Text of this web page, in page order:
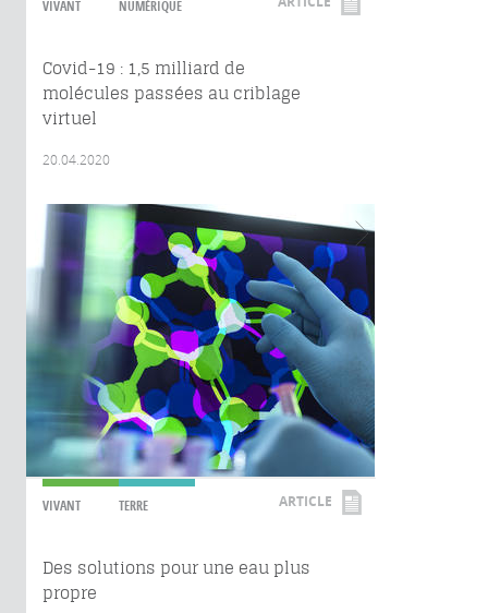
VIVANT NUMÉRIQUE
Covid-19 : 1,5 milliard de
molécules passées au criblage
virtuel
20.04.2020
VIVANT TERRE ARTICLE
Des solutions pour une eau plus
propre